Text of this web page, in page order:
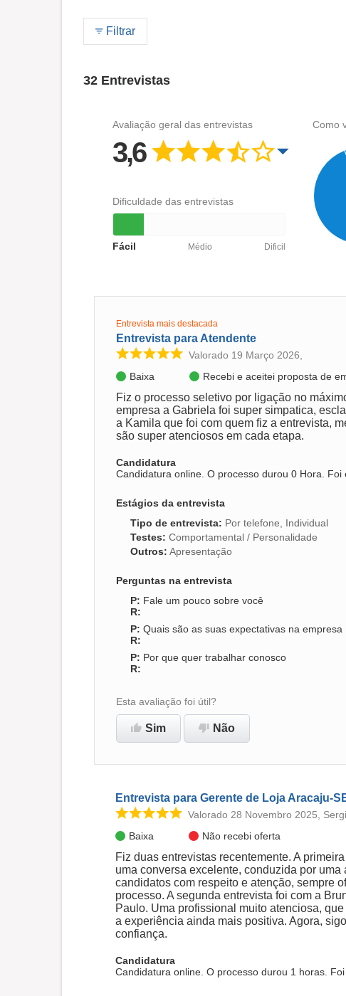
Filtrar
32 Entrevistas
Avaliação geral das entrevistas
3,6
Dificuldade das entrevistas
Fácil Médio Dificil
Como
Entrevista mais destacada
Entrevista para Atendente
Valorado 19 Março 2026,
Baixa
Recebi e aceitei proposta de
Fiz o processo seletivo por ligação no
empresa a Gabriela foi super simpatica,
a Kamila que foi com quem fiz a entrevista,
são super atenciosos em cada etapa.
Candidatura
Candidatura online. O processo durou 0 Hora.
Estágios da entrevista
Tipo de entrevista: Por telefone, Individual
Testes: Comportamental / Personalidade
Outros: Apresentação
Perguntas na entrevista
Fale um pouco sobre você
Quais são as suas expectativas na empresa
Por que quer trabalhar conosco
Esta avaliação foi útil?
Sim Não
Entrevista para Gerente de Loja Aracaju-
Valorado 28 Novembro 2025,
Baixa
Não recebi oferta
Fiz duas entrevistas recentemente. A
uma conversa excelente, conduzida por
candidatos com respeito e atenção, sempre
processo. A segunda entrevista foi com a
Paulo. Uma profissional muito atenciosa,
a experiência ainda mais positiva. Agora,
confiança.
Candidatura
Candidatura online. O processo durou 1 horas.